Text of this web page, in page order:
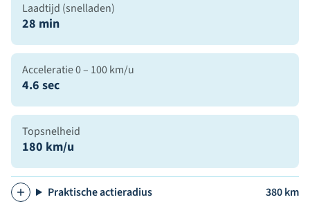
Laadtijd (snelladen)
28 min
Acceleratie 0 – 100 km/u
4.6 sec
Topsnelheid
180 km/u
Praktische actieradius 380 km